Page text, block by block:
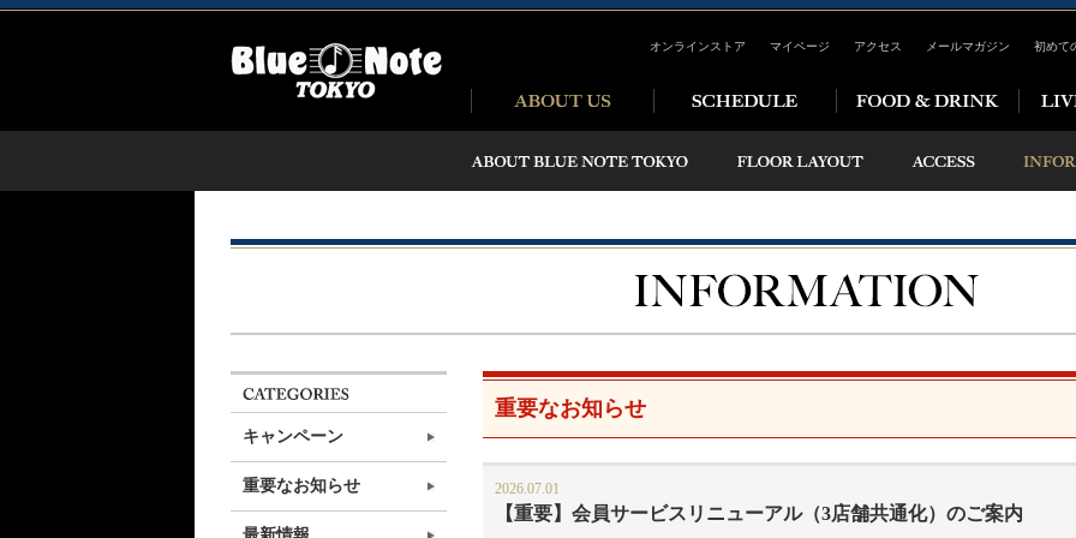
オンラインストア マイページ アクセス メールマガジン 初めて
キャンペーン
重要なお知らせ
重要なお知らせ
2026.07.01
【重要】会員サービスリニューアル（3店舗共通化）のご案内